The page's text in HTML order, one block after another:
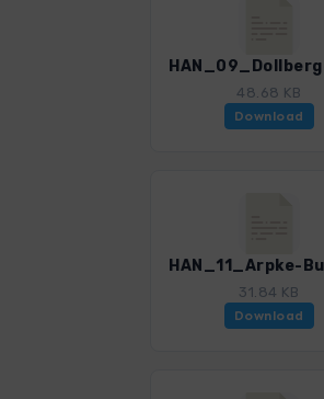
48.68 KB
Download
31.84 KB
Download